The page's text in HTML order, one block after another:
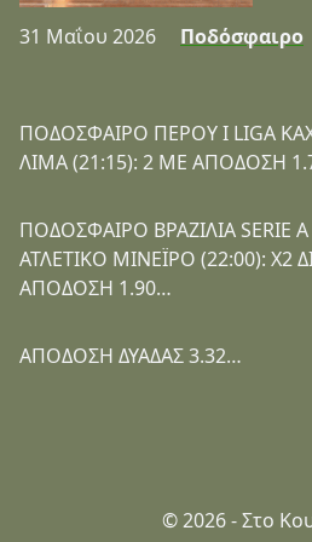
31 Μαΐου 2026 Ποδόσφαιρο
ΠΟΔΟΣΦΑΙΡΟ ΠΕΡΟΥ I LIGA
ΛΙΜΑ (21:15): 2 ΜΕ ΑΠΟΔΟΣΗ
ΠΟΔΟΣΦΑΙΡΟ ΒΡΑΖΙΛΙΑ SERIE
ΑΤΛΕΤΙΚΟ ΜΙΝΕΪΡΟ (22:00): Χ2
ΑΠΟΔΟΣΗ 1.90…
ΑΠΟΔΟΣΗ ΔΥΑΔΑΣ 3.32…
© 2026 - Στο